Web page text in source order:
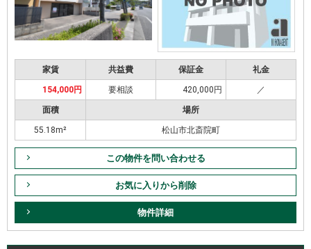
家賃 共益費 保証金 礼金
154,000円 要相談 420,000円 ／
面積 場所
55.18m² 松山市北斎院町
この物件を問い合わせる
お気に入りから削除
物件詳細